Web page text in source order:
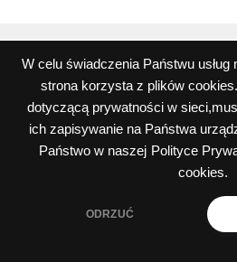
W celu świadczenia Państwu
strona korzysta z plików
dotyczącą prywatności w
ich zapisywanie na Państwa
Państwo w naszej Polityce
cookies.
ODRZUĆ
© Wszystkie teksty, rysunki,
informacje opublikowane na
podlegają prawom autorskim firmy
Polityka prywatności i plików